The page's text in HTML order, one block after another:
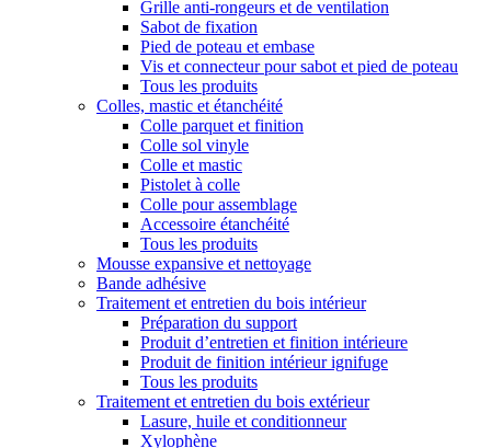
Grille anti-rongeurs et de ventilation
Sabot de fixation
Pied de poteau et embase
Vis et connecteur pour sabot et pied de poteau
Tous les produits
Colles, mastic et étanchéité
Colle parquet et finition
Colle sol vinyle
Colle et mastic
Pistolet à colle
Colle pour assemblage
Accessoire étanchéité
Tous les produits
Mousse expansive et nettoyage
Bande adhésive
Traitement et entretien du bois intérieur
Préparation du support
Produit d’entretien et finition intérieure
Produit de finition intérieur ignifuge
Tous les produits
Traitement et entretien du bois extérieur
Lasure, huile et conditionneur
Xylophène